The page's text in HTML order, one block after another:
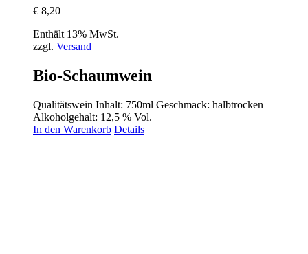
€ 8,20
Enthält 13% MwSt.
zzgl. Versand
Bio-Schaumwein
Qualitätswein Inhalt: 750ml Geschmack: halbtrocken
Alkoholgehalt: 12,5 % Vol.
In den Warenkorb Details